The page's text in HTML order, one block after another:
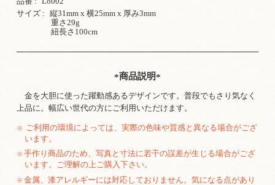
サイズ : 縦31mm x 横25mm x 厚み3mm
重さ29g
紐長さ100cm
商品説明
金を大胆に使った躍動感あるデザインです。普段でもさり気なく
上品に。幅広い世代の方にご利用いただけます。
※
ご利用の環境によっては、実際の色味や質感と異なる場合がござ
います。
※ 手作り商品のため、写真と寸法に若干の誤差が生じる場合がござ
います。ご理解の上ご購入下さい。
※ 金属、漆アレルギーには対応しておりません。気になる点があり